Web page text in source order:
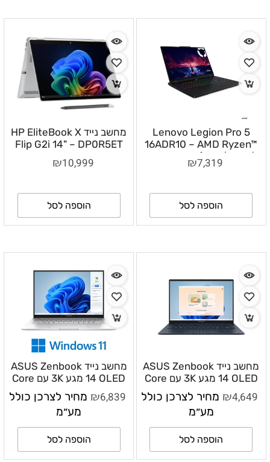
Lenovo Legion Pro 5
16ADR10 – AMD Ryzen™
9 8940HX (16C / 32T /
32GB DDR5-5200 / 1TB
RTX™ 5060 8GB GDDR7
/ ללא מערכת הפעלה –
83LT0060IV
₪7,319
הוספה לסל
מחשב נייד HP EliteBook X
Flip G2i 14" – DP0R5ET
₪10,999
הוספה לסל
מחשב נייד ASUS Zenbook
14 OLED מגע 3K עם Core
אחסון 1TB וללא מערכת
הפעלה – UX3405CA-
SU1222
₪4,649
מחיר לצרכן כולל
מע״מ
הוספה לסל
מחשב נייד ASUS Zenbook
14 OLED מגע 3K עם Core
Ultra 9 285H, זיכרון 32GB,
אחסון 1TB ו־Windows 11
Home – UX3405CA-
SU900W
₪6,839
מחיר לצרכן כולל
מע״מ
הוספה לסל